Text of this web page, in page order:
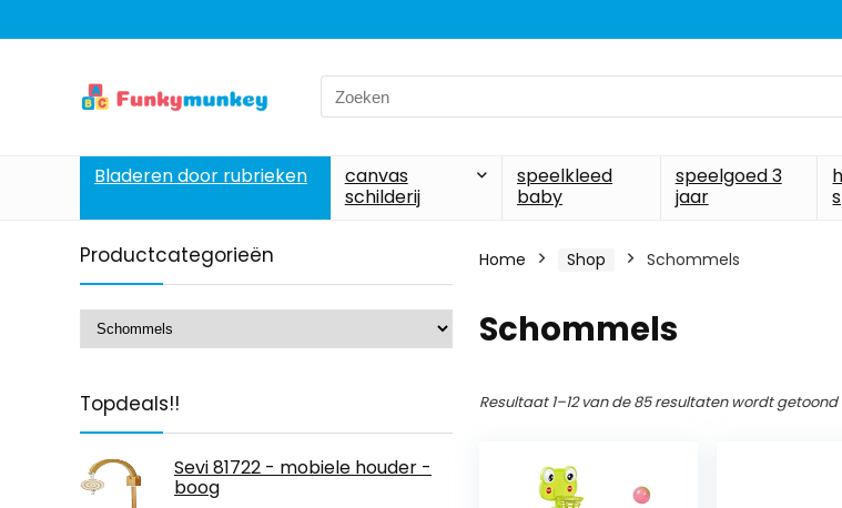
Search
for:
Bladeren door rubrieken
canvas
schilderij
speelkleed
baby
speelgoed 3
jaar
Productcategorieën
Topdeals!!
Sevi 81722 - mobiele houder -
boog
Home Shop Schommels
Schommels
Resultaat 1–12 van de 85 resultaten wordt getoond